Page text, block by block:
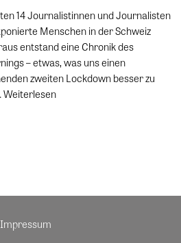
14 Journalistinnen und Journalisten
Menschen in der Schweiz
entstand eine Chronik des
– etwas, was uns einen
zweiten Lockdown besser zu
Weiterlesen
Impressum